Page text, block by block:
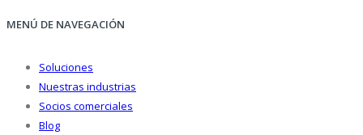
MENÚ DE NAVEGACIÓN
Soluciones
Nuestras industrias
Socios comerciales
Blog